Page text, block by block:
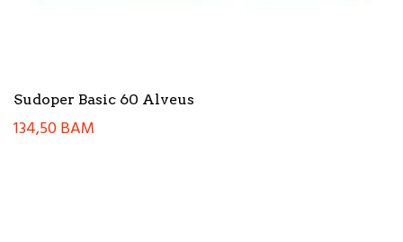
Sudoper Basic 60 Alveus
134,50BAM